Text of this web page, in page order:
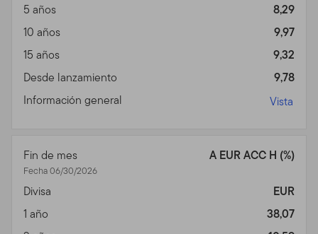
5 años
8,29
10 años
9,97
15 años
9,32
Desde lanzamiento
9,78
Información general
Vista
Fin de mes
Fecha 06/30/2026
A EUR ACC H (%)
Divisa
EUR
1 año
38,07